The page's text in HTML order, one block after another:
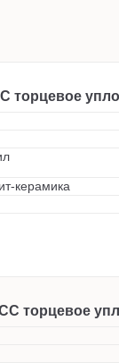
торцевое
керамика
торцевое